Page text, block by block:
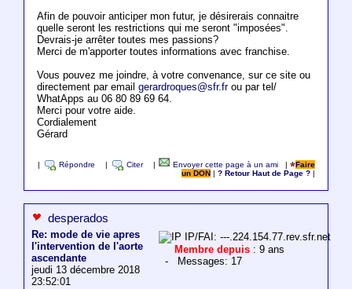
Afin de pouvoir anticiper mon futur, je désirerais connaitre
quelle seront les restrictions qui me seront "imposées".
Devrais-je arrêter toutes mes passions?
Merci de m'apporter toutes informations avec franchise.
Vous pouvez me joindre, à votre convenance, sur ce site ou
directement par email gerardroques@sfr.frou par tel/
WhatApps au 06 80 89 69 64.
Merci pour votre aide.
Cordialement
Gérard
Répondre Citer Envoyer cette page à un ami |
Faire
un DON
|? Retour Haut de Page ?
desperados
Re: mode de vie apres
l'intervention de l'aorte
ascendante
jeudi 13 décembre 2018
23:52:01
IP/FAI: ---.224.154.77.rev.sfr.net
Membre depuis : 9 ans
- Messages: 17